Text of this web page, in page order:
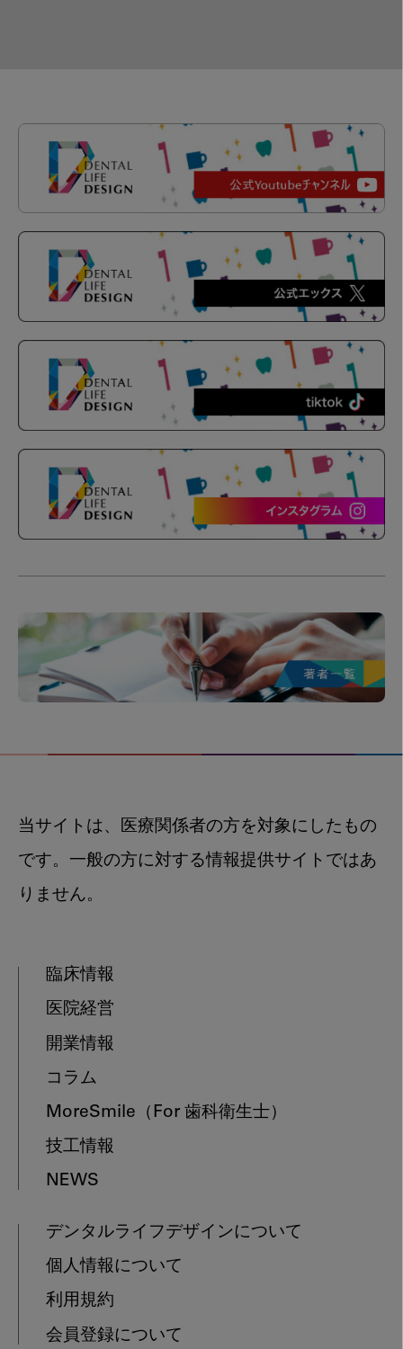
当サイトは、医療関係者の方を対象にしたもの
です。一般の方に対する情報提供サイトではあ
りません。
臨床情報
医院経営
開業情報
コラム
MoreSmile （For 歯科衛生士）
技工情報
NEWS
デンタルライフデザインについて
個人情報について
利用規約
会員登録について